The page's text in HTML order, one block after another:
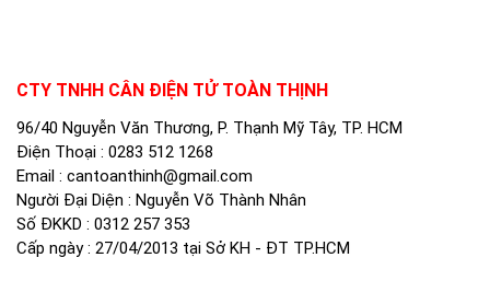
CTY TNHH CÂN ĐIỆN TỬ TOÀN THỊNH
96/40 Nguyễn Văn Thương, P. Thạnh Mỹ Tây, TP. HCM
Điện Thoại : 0283 512 1268
Email : cantoanthinh@gmail.com
Người Đại Diện : Nguyễn Võ Thành Nhân
Số ĐKKD : 0312 257 353
Cấp ngày : 27/04/2013 tại Sở KH - ĐT TP.HCM